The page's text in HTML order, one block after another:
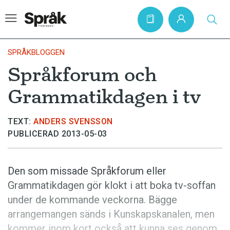
Hem
Artiklar
Krönikor
Språkfrågor
Bokrecensioner
Kviss
Podden
SPRÅKBLOGGEN
Språkforum och
Grammatikdagen i tv
TEXT: ANDERS SVENSSON
PUBLICERAD 2013-05-03
Den som missade Språkforum eller
Grammatikdagen gör klokt i att boka tv-soffan
under de kommande veckorna. Bägge
arrangemangen sänds i Kunskapskanalen, men